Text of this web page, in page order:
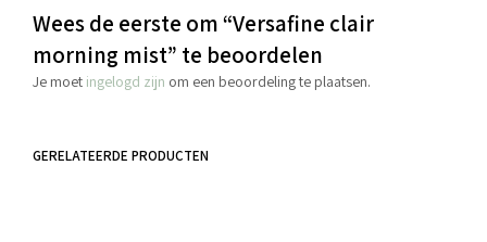
Wees de eerste om “Versafine clair
morning mist” te beoordelen
Je moet ingelogd zijn om een beoordeling te plaatsen.
GERELATEERDE PRODUCTEN